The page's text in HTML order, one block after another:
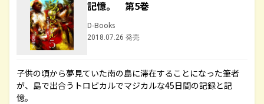
記憶。 第5巻
D-Books
2018.07.26 発売
子供の頃から夢見ていた南の島に滞在することになった筆者
が、島で出合うトロピカルでマジカルな45日間の記録と記
憶。